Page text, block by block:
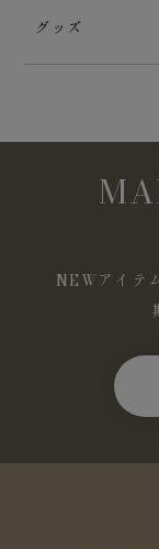
機能性を忍
ポケット内側に
力がありながら
グッズ
NEWアイテ